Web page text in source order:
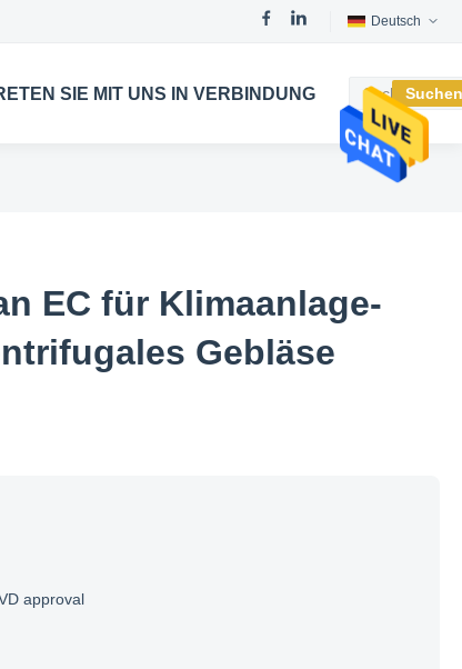
Deutsch
SIE MIT UNS IN VERBINDUNG
EC für Klimaanlage-
Gebläse
approval